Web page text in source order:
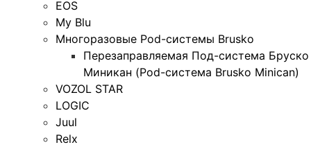
EOS
My Blu
Многоразовые Pod-системы Brusko
Перезаправляемая Под-система Бруско
Миникан (Pod-система Brusko Minican)
VOZOL STAR
LOGIC
Juul
Relx